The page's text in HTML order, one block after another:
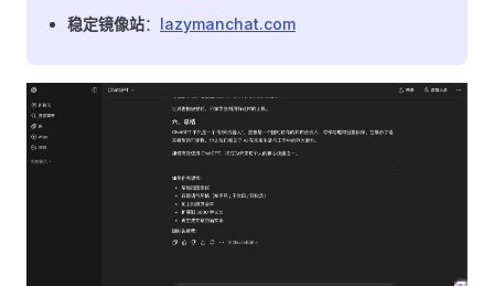
稳定镜像站： lazymanchat.com